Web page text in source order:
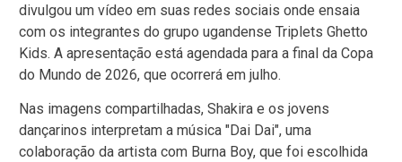
divulgou um vídeo em suas redes sociais onde ensaia
com os integrantes do grupo ugandense Triplets Ghetto
Kids. A apresentação está agendada para a final da Copa
do Mundo de 2026, que ocorrerá em julho.
Nas imagens compartilhadas, Shakira e os jovens
dançarinos interpretam a música "Dai Dai", uma
colaboração da artista com Burna Boy, que foi escolhida